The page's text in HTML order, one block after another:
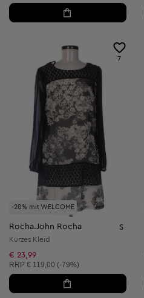
-20% mit WELCOME
7
Rocha.John Rocha S
Kurzes Kleid
€ 23,99
Unverbindliche Preisempfehlung:
RRP € 119,00 (-79%)